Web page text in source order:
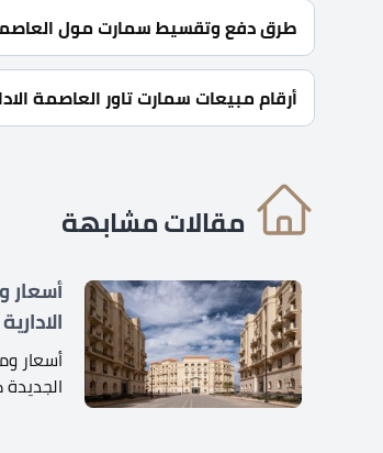
2,690,000 جنية.
طرق دفع وتقسيط سمارت مول العاصمة
10% مقدم الحجز لوحدات سمارت تاور العاصمة و أيضا يمكنك تقسيط الباقي حتي 7 سنوات بدون فوائد.
أرقام مبيعات سمارت تاور العاصمة
للحجز أو الاستفسار اتصل بنا: 01060626827
مقالات مشابهة
أسعار
أسعار